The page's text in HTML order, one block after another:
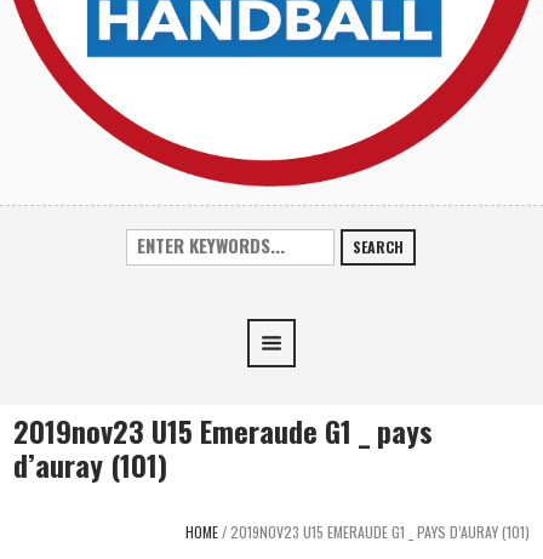
SEARCH
2019nov23 U15 Emeraude G1 _ pays
d’auray (101)
HOME/2019NOV23 U15 EMERAUDE G1 _ PAYS D’AURAY (101)